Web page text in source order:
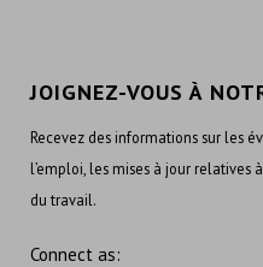
JOIGNEZ-VOUS À
Recevez des informations sur les
l’emploi, les mises à jour relatives
du travail.
Connect as: